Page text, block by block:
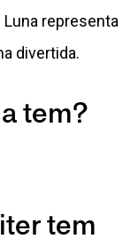
Luna representa
divertida.
tem?
tem